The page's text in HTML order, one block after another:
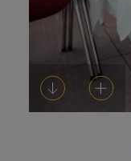
DescargarAñadir al carrito